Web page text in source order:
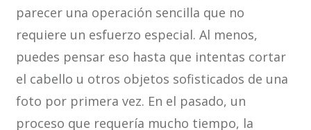
parecer una operación sencilla que no
requiere un esfuerzo especial. Al menos,
puedes pensar eso hasta que intentas cortar
el cabello u otros objetos sofisticados de una
foto por primera vez. En el pasado, un
proceso que requería mucho tiempo, la